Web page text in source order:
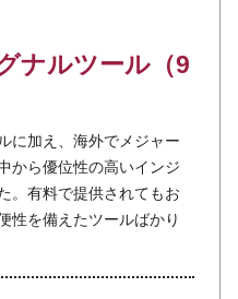
ナルツール（9
に加え、海外でメジャー
から優位性の高いインジ
。有料で提供されてもお
性を備えたツールばかり